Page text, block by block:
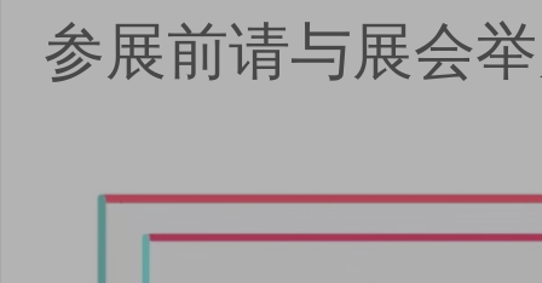
参展前请与展会